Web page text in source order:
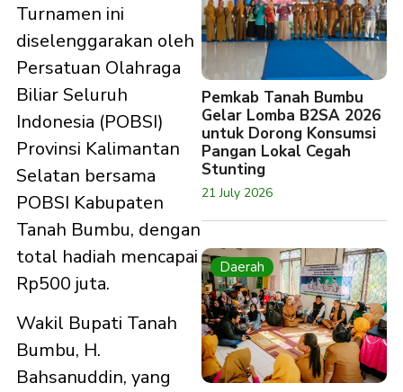
Turnamen ini
diselenggarakan oleh
Persatuan Olahraga
Biliar Seluruh
Indonesia (POBSI)
Provinsi Kalimantan
Selatan bersama
POBSI Kabupaten
Tanah Bumbu, dengan
total hadiah mencapai
Rp500 juta.
Wakil Bupati Tanah
Bumbu, H.
Bahsanuddin, yang
Pemkab Tanah Bumbu
Gelar Lomba B2SA 2026
untuk Dorong Konsumsi
Pangan Lokal Cegah
Stunting
21 July 2026
Daerah